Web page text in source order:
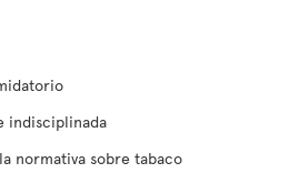
indisciplinada
normativa sobre tabaco